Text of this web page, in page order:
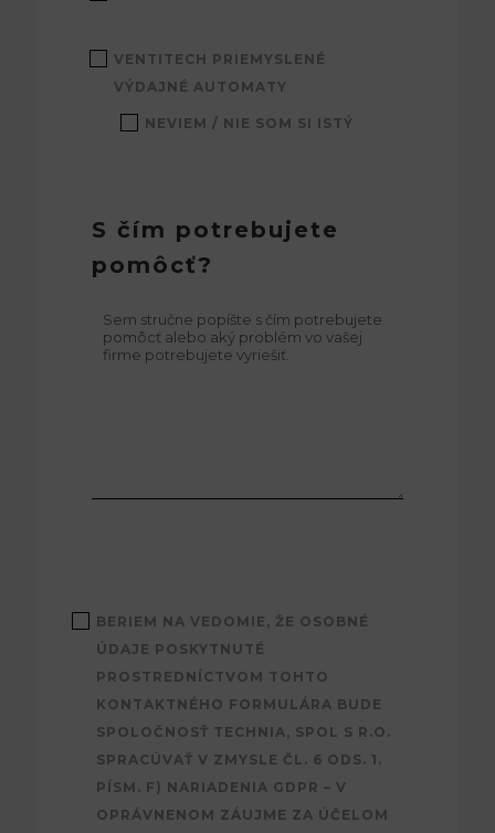
VENTITECH PRIEMYSLENÉ
VÝDAJNÉ AUTOMATY
NEVIEM / NIE SOM SI ISTÝ
S čím potrebujete
pomôcť?
BERIEM NA VEDOMIE, ŽE OSOBNÉ
ÚDAJE POSKYTNUTÉ
PROSTREDNÍCTVOM TOHTO
KONTAKTNÉHO FORMULÁRA BUDE
SPOLOČNOSŤ TECHNIA, SPOL S R.O.
SPRACÚVAŤ V ZMYSLE ČL. 6 ODS. 1.
PÍSM. F) NARIADENIA GDPR – V
OPRÁVNENOM ZÁUJME ZA ÚČELOM